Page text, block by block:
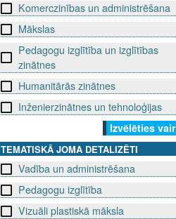
Komerczinības un administrēšana
Mākslas
Pedagogu izglītība un izglītības
zinātnes
Humanitārās zinātnes
Inženierzinātnes un tehnoloģijas
Izvēlēties
TEMATISKĀ JOMA DETALIZĒTI
Vadība un administrēšana
Pedagogu izglītība
Vizuāli plastiskā māksla